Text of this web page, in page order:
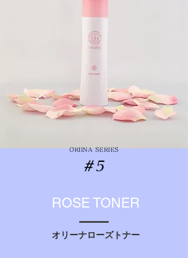
＃5
ORIINA SERIES
ROSE TONER
オリーナローズトナー